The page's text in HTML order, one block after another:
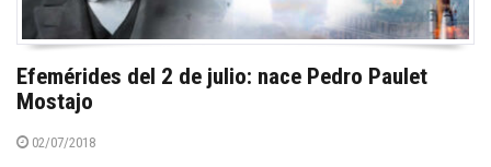
Efemérides del 2 de julio: nace Pedro Paulet
Mostajo
02/07/2018